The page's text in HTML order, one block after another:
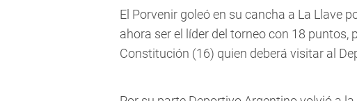
El Porvenir goleó en su cancha a La Llave
ahora ser el líder del torneo con 18 puntos,
Constitución (16) quien deberá visitar al